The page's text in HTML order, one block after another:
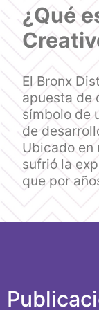
¿Qué
El Bronx
apuesta de
símbolo de
de
Ubicado en
sufrió la
que por